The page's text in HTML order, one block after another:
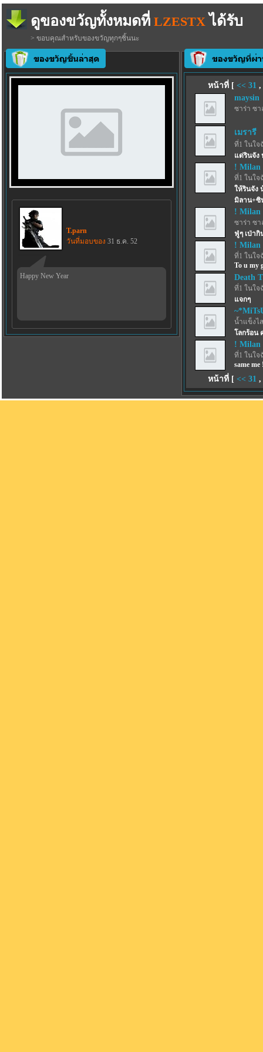
ดูของขวัญทั้งหมดที่ LZESTX ได้รับ
> ขอบคุณสำหรับของขวัญทุกๆชิ้นนะ
T.parn
วันที่มอบของ 31 ธ.ค. 52
Happy New Year
หน้าที่ [ << 31 ,
maysin
ซาร่า ซา
เมรารี
ที่1 ในใจ
แด่รินจัง
! Milan
ที่1 ในใจ
ให้รินจัง
มิลาน+ซิ
! Milan
ซาร่า ซา
ฟู่ๆ เป่ากิ
! Milan
ที่1 ในใจ
To u my
Death
ที่1 ในใจ
แจกๆ
น้ำแข็งไ
โลกร้อน
! Milan
ที่1 ในใจ
same
หน้าที่ [ << 31 ,